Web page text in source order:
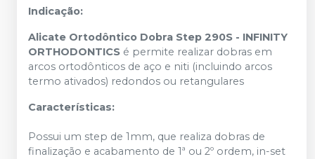
Indicação:
Alicate Ortodôntico Dobra Step 290S - INFINITY
ORTHODONTICS é permite realizar dobras em
arcos ortodônticos de aço e niti (incluindo arcos
termo ativados) redondos ou retangulares
Características:
Possui um step de 1mm, que realiza dobras de
finalização e acabamento de 1ª ou 2º ordem, in-set